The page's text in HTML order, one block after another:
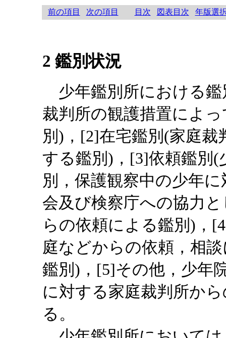
前の項目 次の項目 目次 図表目次 年版選
2 鑑別状況
少年鑑別所における鑑
裁判所の観護措置によ
別)，[2]在宅鑑別(家庭
する鑑別)，[3]依頼鑑別(
別，保護観察中の少年
会及び検察庁への協力
らの依頼による鑑別)，
庭などからの依頼，相
鑑別)，[5]その他，少年
に対する家庭裁判所か
る。